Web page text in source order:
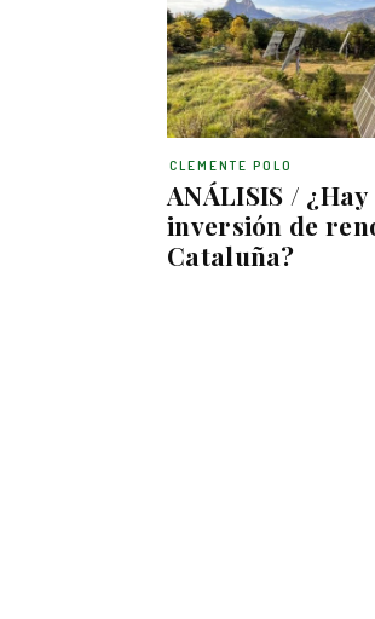
ANÁLISIS /
inversión de
Cataluña?
CLEMENTE POLO